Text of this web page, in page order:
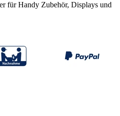
für Handy Zubehör, Displays und